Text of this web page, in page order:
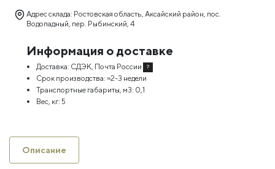
Адрес склада: Ростовская область, Аксайский район, пос.
Водопадный, пер. Рыбинский, 4
Информация о доставке
Доставка: СДЭК, Почта России ?
Срок производства: ≈2-3 недели
Транспортные габариты, м3: 0,1
Вес, кг: 5
Описание